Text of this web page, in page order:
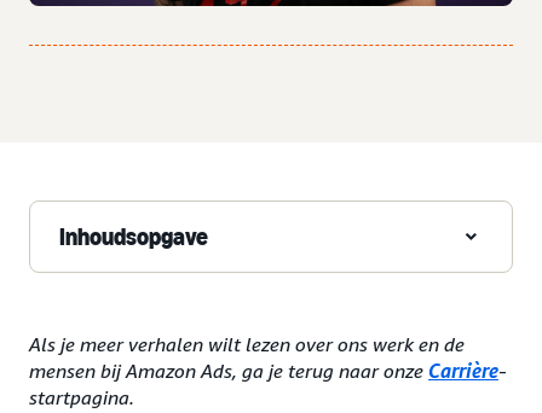
Inhoudsopgave
Als je meer verhalen wilt lezen over ons werk en de
mensen bij Amazon Ads, ga je terug naar onze Carrière-
startpagina.